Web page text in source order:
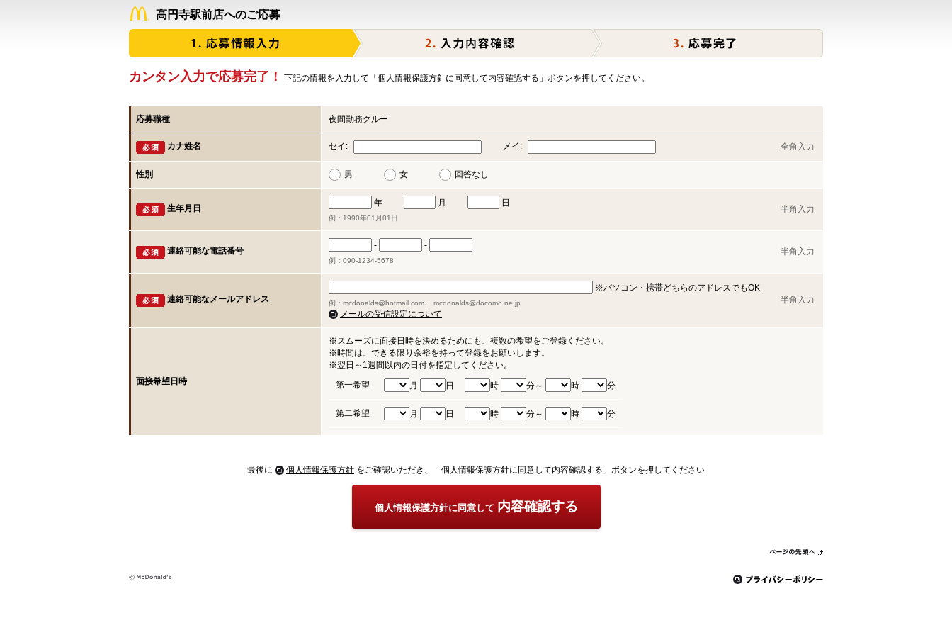
高円寺駅前店へのご応募
カンタン入力で応募完了！ 下記の情報を入力して「個人情報保護方針に同意して内容確認する」ボタンを押してください。
応募職種 夜間勤務クルー
カナ姓名 セイ: メイ: 全角入力
性別 男 女 回答なし
生年月日
年 月 日
例：1990年01月01日
半角入力
連絡可能な電話番号
- -
例：090-1234-5678
半角入力
連絡可能なメールアドレス
※パソコン・携帯どちらのアドレスでもOK
例：mcdonalds@hotmail.com、 mcdonalds@docomo.ne.jp
メールの受信設定について
半角入力
面接希望日時
※スムーズに面接日時を決めるためにも、複数の希望をご登録ください。
※時間は、できる限り余裕を持って登録をお願いします。
※翌日～1週間以内の日付を指定してください。
第一希望
月 日 時 分～ 時 分
第二希望 月 日 時 分～ 時 分
最後に 個人情報保護方針 をご確認いただき、「個人情報保護方針に同意して内容確認する」ボタンを押してください
個人情報保護方針に同意して 内容確認する